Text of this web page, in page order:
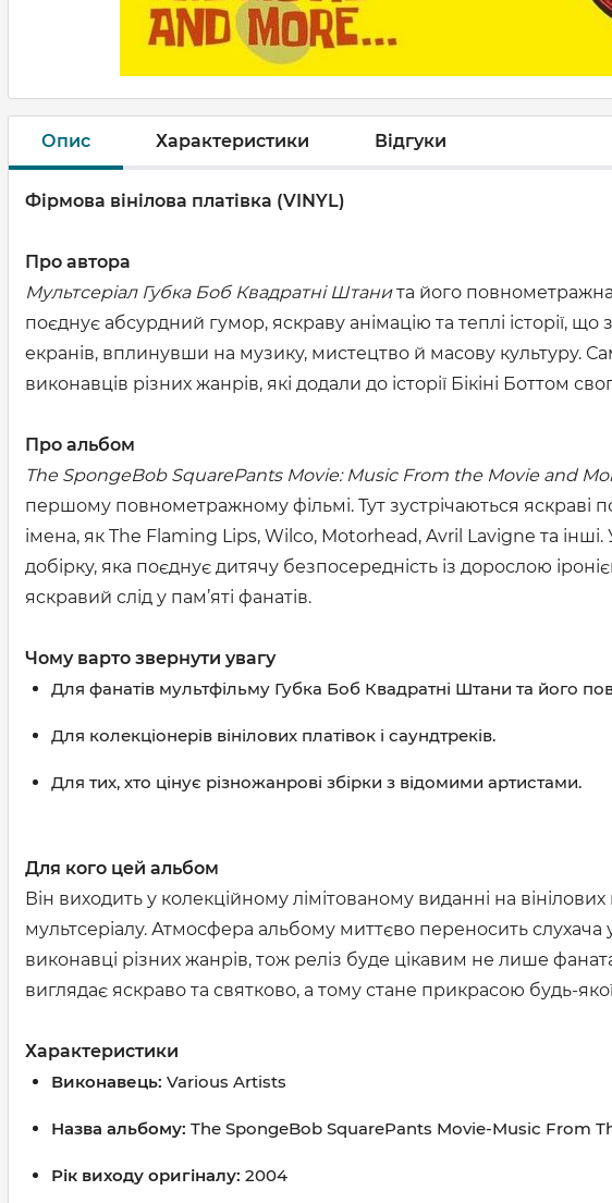
Опис Характеристики Відгуки
Фірмова вінілова платівка (VINYL)
Про автора
Мультсеріал Губка Боб Квадратні Штанита його
поєднує абсурдний гумор, яскраву анімацію та теплі історії,
екранів, вплинувши на музику, мистецтво й масову культуру.
виконавців різних жанрів, які додали до історії Бікіні Боттом
Про альбом
The SpongeBob SquarePants Movie: Music From the Movie and
першому повнометражному фільмі. Тут зустрічаються яскраві
імена, як The Flaming Lips, Wilco, Motorhead, Avril Lavigne та
добірку, яка поєднує дитячу безпосередність із дорослою
яскравий слід у пам’яті фанатів.
Чому варто звернути увагу
Для фанатів мультфільму Губка Боб Квадратні Штани та його
Для колекціонерів вінілових платівок і саундтреків.
Для тих, хто цінує різножанрові збірки з відомими артистами.
Для кого цей альбом
Він виходить у колекційному лімітованому виданні на
мультсеріалу. Атмосфера альбому миттєво переносить слухача
виконавці різних жанрів, тож реліз буде цікавим не лише
виглядає яскраво та святково, а тому стане прикрасою будь-якої
Характеристики
Виконавець: Various Artists
Назва альбому: The SpongeBob SquarePants Movie-Music From
Рік виходу оригіналу: 2004